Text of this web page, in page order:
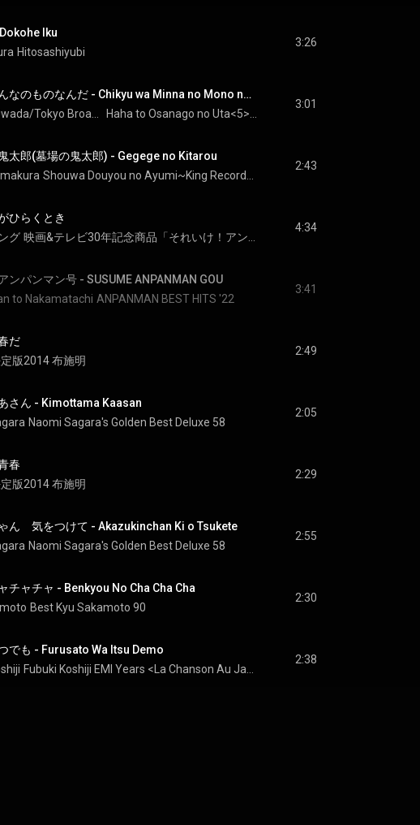
Iku
Hitosashiyubi
3:26
地球はみんなのものなんだ - Chikyu wa Minna no Mono nanda
3:01
太郎(墓場の鬼太郎) - Gegege no Kitarou
2:43
ひらくとき
グ
4:34
ンパンマン号 - SUSUME ANPANMAN GOU
to Nakamatachi ANPANMAN BEST HITS '22
3:41
だ
版2014 布施明
2:49
さん - Kimottama Kaasan
Naomi Sagara's Golden Best Deluxe 58
2:05
春
版2014 布施明
2:29
ん　気をつけて - Akazukinchan Ki o Tsukete
Naomi Sagara's Golden Best Deluxe 58
2:55
チャチャ - Benkyou No Cha Cha Cha
Best Kyu Sakamoto 90
2:30
でも - Furusato Wa Itsu Demo
2:38